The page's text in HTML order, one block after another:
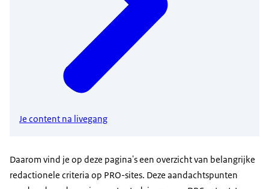
Je content na livegang
Daarom vind je op deze pagina's een overzicht van belangrijke
redactionele criteria op PRO-sites. Deze aandachtspunten